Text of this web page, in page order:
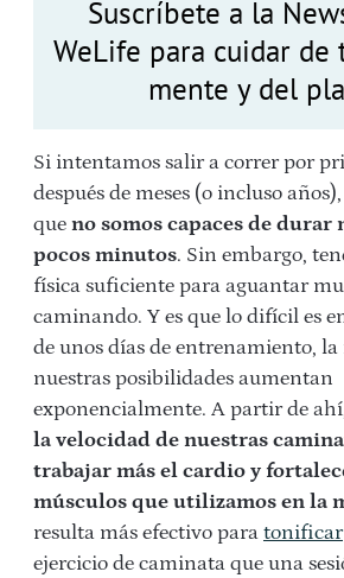
Suscríbete a la
WeLife para cuidar de
mente y del
Si intentamos salir a correr por
después de meses (o incluso
que no somos capaces de durar
pocos minutos. Sin embargo,
física suficiente para aguantar
caminando. Y es que lo difícil es
de unos días de entrenamiento,
nuestras posibilidades aumentan
exponencialmente. A partir de
la velocidad de nuestras
trabajar más el cardio y
músculos que utilizamos en la
resulta más efectivo para tonificar
ejercicio de caminata que una